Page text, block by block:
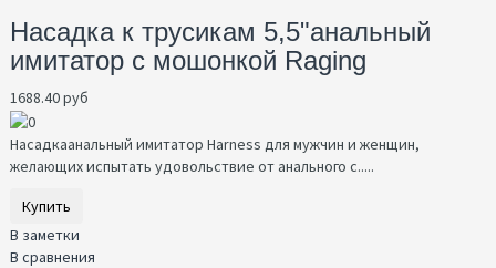
Насадка к трусикам 5,5"анальный
имитатор с мошонкой Raging
1688.40 руб
Насадкаанальный имитатор Harness для мужчин и женщин,
желающих испытать удовольствие от анального с.....
Купить
В заметки
В сравнения